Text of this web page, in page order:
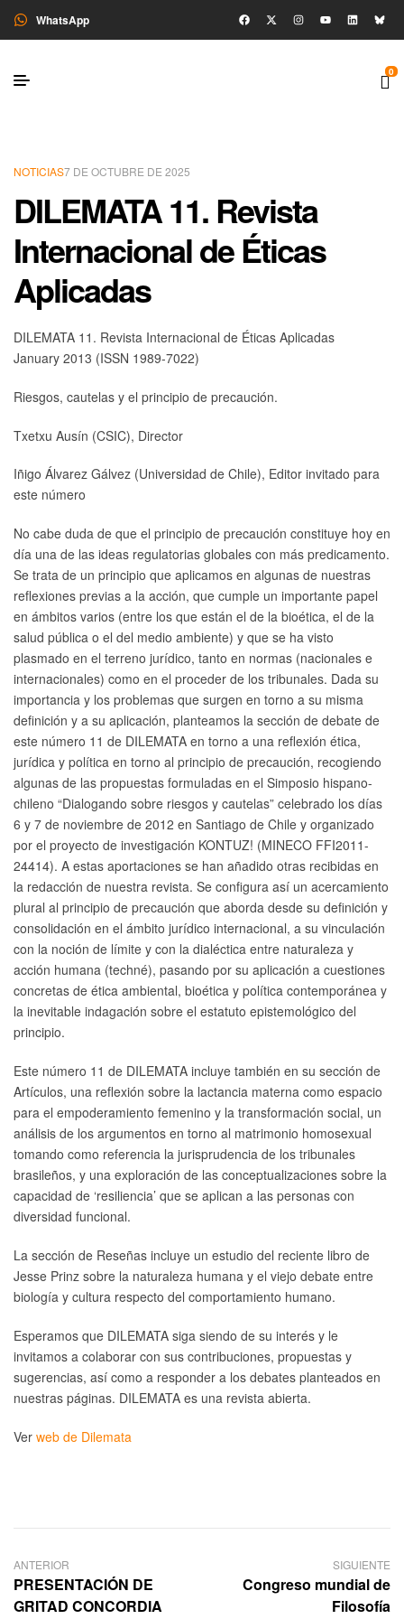
WhatsApp
0
NOTICIAS7 DE OCTUBRE DE 2025
DILEMATA 11. Revista
Internacional de Éticas
Aplicadas
DILEMATA 11. Revista Internacional de Éticas Aplicadas
January 2013 (ISSN 1989-7022)
Riesgos, cautelas y el principio de precaución.
Txetxu Ausín (CSIC), Director
Iñigo Álvarez Gálvez (Universidad de Chile), Editor invitado para
este número
No cabe duda de que el principio de precaución constituye hoy en
día una de las ideas regulatorias globales con más predicamento.
Se trata de un principio que aplicamos en algunas de nuestras
reflexiones previas a la acción, que cumple un importante papel
en ámbitos varios (entre los que están el de la bioética, el de la
salud pública o el del medio ambiente) y que se ha visto
plasmado en el terreno jurídico, tanto en normas (nacionales e
internacionales) como en el proceder de los tribunales. Dada su
importancia y los problemas que surgen en torno a su misma
definición y a su aplicación, planteamos la sección de debate de
este número 11 de DILEMATA en torno a una reflexión ética,
jurídica y política en torno al principio de precaución, recogiendo
algunas de las propuestas formuladas en el Simposio hispano-
chileno “Dialogando sobre riesgos y cautelas” celebrado los días
6 y 7 de noviembre de 2012 en Santiago de Chile y organizado
por el proyecto de investigación KONTUZ! (MINECO FFI2011-
24414). A estas aportaciones se han añadido otras recibidas en
la redacción de nuestra revista. Se configura así un acercamiento
plural al principio de precaución que aborda desde su definición y
consolidación en el ámbito jurídico internacional, a su vinculación
con la noción de límite y con la dialéctica entre naturaleza y
acción humana (techné), pasando por su aplicación a cuestiones
concretas de ética ambiental, bioética y política contemporánea y
la inevitable indagación sobre el estatuto epistemológico del
principio.
Este número 11 de DILEMATA incluye también en su sección de
Artículos, una reflexión sobre la lactancia materna como espacio
para el empoderamiento femenino y la transformación social, un
análisis de los argumentos en torno al matrimonio homosexual
tomando como referencia la jurisprudencia de los tribunales
brasileños, y una exploración de las conceptualizaciones sobre la
capacidad de ‘resiliencia’ que se aplican a las personas con
diversidad funcional.
La sección de Reseñas incluye un estudio del reciente libro de
Jesse Prinz sobre la naturaleza humana y el viejo debate entre
biología y cultura respecto del comportamiento humano.
Esperamos que DILEMATA siga siendo de su interés y le
invitamos a colaborar con sus contribuciones, propuestas y
sugerencias, así como a responder a los debates planteados en
nuestras páginas. DILEMATA es una revista abierta.
Ver web de Dilemata
ANTERIOR
PRESENTACIÓN DE
GRITAD CONCORDIA
SIGUIENTE
Congreso mundial de
Filosofía